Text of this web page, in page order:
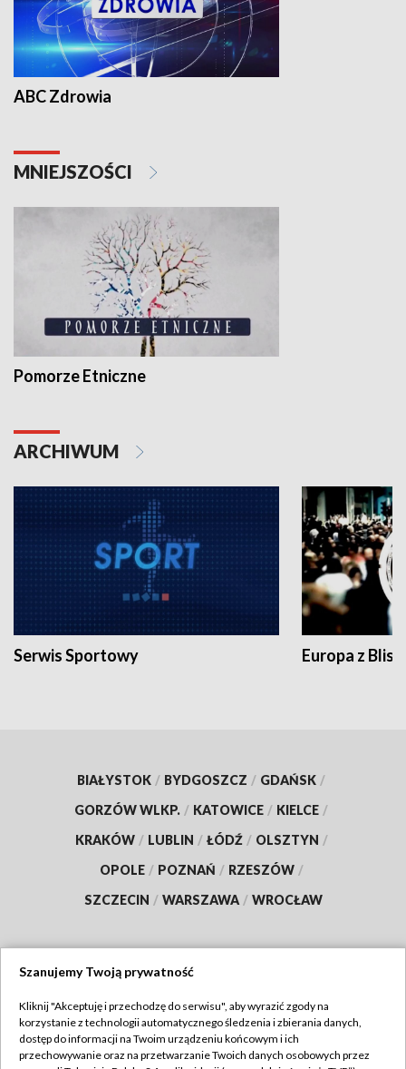
ABC Zdrowia
MNIEJSZOŚCI
Pomorze Etniczne
ARCHIWUM
Serwis Sportowy Europa z
BIAŁYSTOK / BYDGOSZCZ / GDAŃSK /
GORZÓW WLKP. / KATOWICE / KIELCE /
KRAKÓW / LUBLIN / ŁÓDŹ / OLSZTYN /
OPOLE / POZNAŃ / RZESZÓW /
SZCZECIN / WARSZAWA / WROCŁAW
TVP
Abonament TVP
Regulamin TVP
Szanujemy Twoją prywatność
Kliknij "Akceptuję i przechodzę do serwisu", aby wyrazić zgody na
korzystanie z technologii automatycznego śledzenia i zbierania danych,
dostęp do informacji na Twoim urządzeniu końcowym i ich
przechowywanie oraz na przetwarzanie Twoich danych osobowych przez